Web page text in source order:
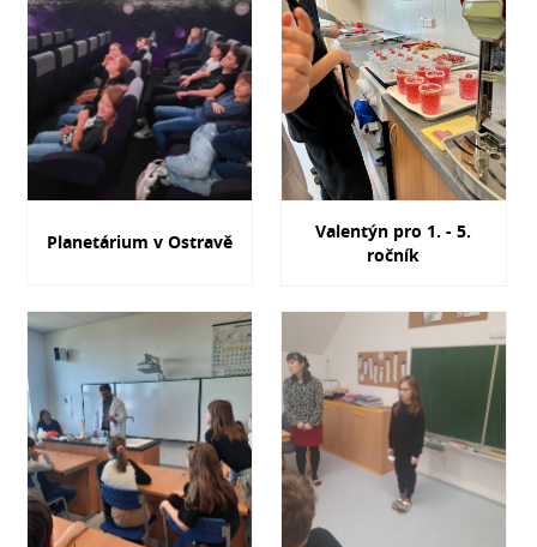
Planetárium v Ostravě
Valentýn pro 1. - 5.
ročník